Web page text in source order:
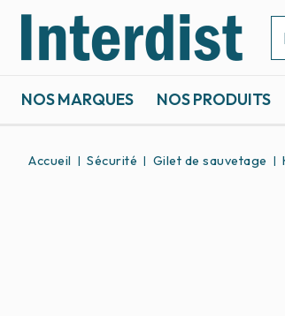
NOS MARQUES NOS PRODUITS
Accueil Sécurité Gilet de sauvetage